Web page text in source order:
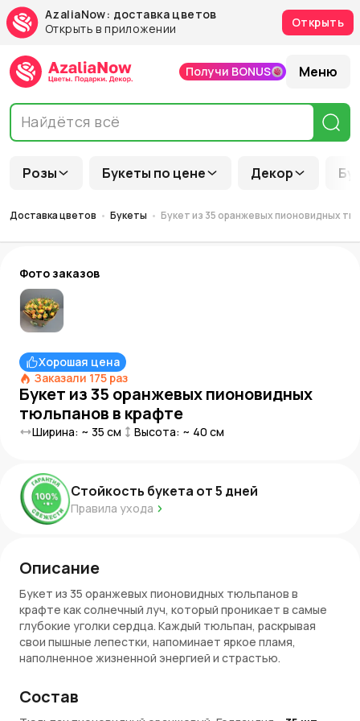
AzaliaNow: доставка цветов
Открыть в приложении
Открыть
Розы Букеты по цене Декор
Получи BONUS Меню
Доставка цветов Букеты Букет из 35 оранжевых пионовидных
Фото заказов
Хорошая цена
Заказали 175 раз
Букет из 35 оранжевых пионовидных
тюльпанов в крафте
Ширина: ~ 35 см Высота: ~ 40 см
Стойкость букета от5 дней
Правила ухода
Описание
Букет из 35 оранжевых пионовидных тюльпанов в
крафте как солнечный луч, который проникает в самые
глубокие уголки сердца. Каждый тюльпан, раскрывая
свои пышные лепестки, напоминает яркое пламя,
наполненное жизненной энергией и страстью.
тепла и искренней радости, которая наполняет
пространство вокруг. Эти цветы словно даруют свет и
Состав